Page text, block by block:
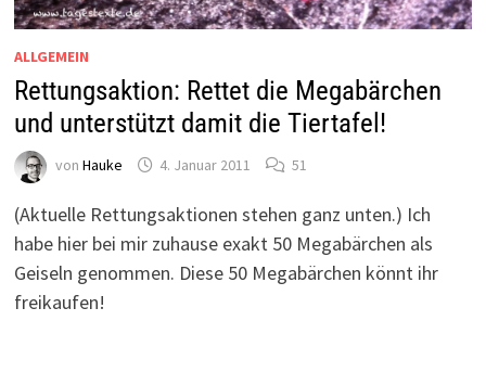
ALLGEMEIN
Rettungsaktion: Rettet die Megabärchen
und unterstützt damit die Tiertafel!
von Hauke 4. Januar 2011 51
(Aktuelle Rettungsaktionen stehen ganz unten.) Ich
habe hier bei mir zuhause exakt 50 Megabärchen als
Geiseln genommen. Diese 50 Megabärchen könnt ihr
freikaufen!